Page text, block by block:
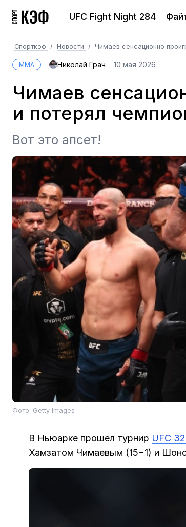
UFC Fight Night 284
Спорткэф / Новости / Чимаев сенсационно
MMA Николай Грач 10 мая 2026
Чимаев
и потерял
Вот это апсет!
Фото: Getty Images
В Ньюарке прошел турнир UFC
Хамзатом Чимаевым (15−1) и